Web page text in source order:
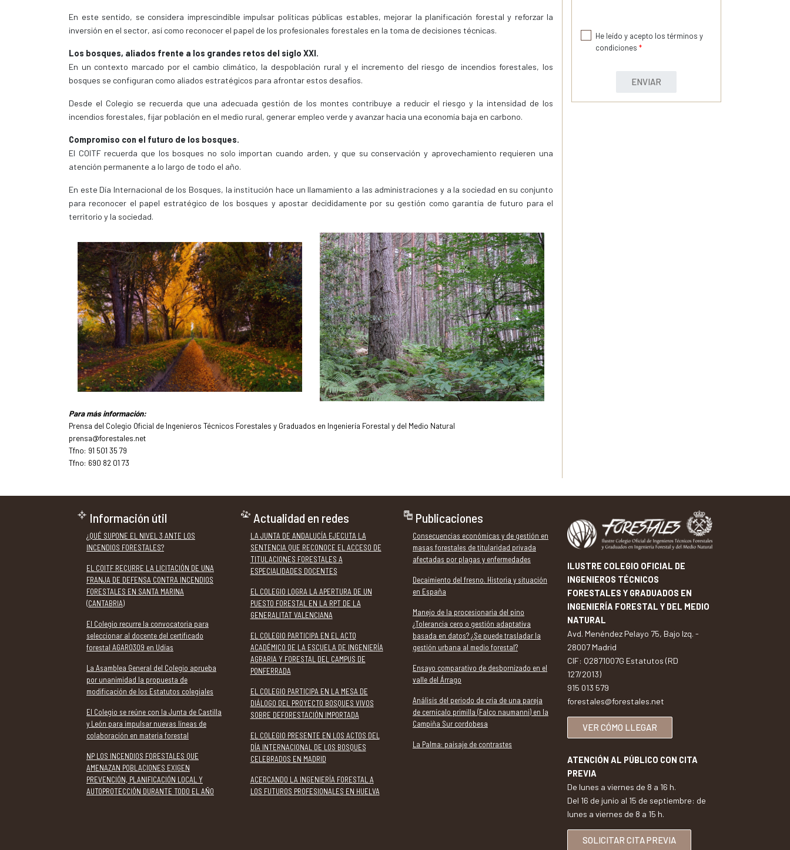
En este sentido, se considera imprescindible impulsar políticas públicas estables, mejorar la planificación forestal y reforzar la
inversión en el sector, así como reconocer el papel de los profesionales forestales en la toma de decisiones técnicas.
Los bosques, aliados frente a los grandes retos del siglo XXI.
En un contexto marcado por el cambio climático, la despoblación rural y el incremento del riesgo de incendios forestales, los
bosques se configuran como aliados estratégicos para afrontar estos desafíos.
Desde el Colegio se recuerda que una adecuada gestión de los montes contribuye a reducir el riesgo y la intensidad de los
incendios forestales, fijar población en el medio rural, generar empleo verde y avanzar hacia una economía baja en carbono.
Compromiso con el futuro de los bosques.
El COITF recuerda que los bosques no solo importan cuando arden, y que su conservación y aprovechamiento requieren una
atención permanente a lo largo de todo el año.
En este Día Internacional de los Bosques, la institución hace un llamamiento a las administraciones y a la sociedad en su conjunto
para reconocer el papel estratégico de los bosques y apostar decididamente por su gestión como garantía de futuro para el
territorio y la sociedad.
Para más información:
Prensa del Colegio Oficial de Ingenieros Técnicos Forestales y Graduados en Ingeniería Forestal y del Medio Natural
prensa@forestales.net
Tfno: 91 501 35 79
Tfno: 690 82 01 73
He leído y acepto los términos y
condiciones *
ENVIAR
Información útil
¿QUÉ SUPONE EL NIVEL 3 ANTE LOS
INCENDIOS FORESTALES?
EL COITF RECURRE LA LICITACIÓN DE UNA
FRANJA DE DEFENSA CONTRA INCENDIOS
FORESTALES EN SANTA MARINA
(CANTABRIA)
El Colegio recurre la convocatoria para
seleccionar al docente del certificado
forestal AGAR0309 en Udías
La Asamblea General del Colegio aprueba
por unanimidad la propuesta de
modificación de los Estatutos colegiales
El Colegio se reúne con la Junta de Castilla
y León para impulsar nuevas líneas de
colaboración en materia forestal
NP LOS INCENDIOS FORESTALES QUE
AMENAZAN POBLACIONES EXIGEN
PREVENCIÓN, PLANIFICACIÓN LOCAL Y
AUTOPROTECCIÓN DURANTE TODO EL AÑO
Actualidad en redes
LA JUNTA DE ANDALUCÍA EJECUTA LA
SENTENCIA QUE RECONOCE EL ACCESO DE
TITULACIONES FORESTALES A
ESPECIALIDADES DOCENTES
EL COLEGIO LOGRA LA APERTURA DE UN
PUESTO FORESTAL EN LA RPT DE LA
GENERALITAT VALENCIANA
EL COLEGIO PARTICIPA EN EL ACTO
ACADÉMICO DE LA ESCUELA DE INGENIERÍA
AGRARIA Y FORESTAL DEL CAMPUS DE
PONFERRADA
EL COLEGIO PARTICIPA EN LA MESA DE
DIÁLOGO DEL PROYECTO BOSQUES VIVOS
SOBRE DEFORESTACIÓN IMPORTADA
EL COLEGIO PRESENTE EN LOS ACTOS DEL
DÍA INTERNACIONAL DE LOS BOSQUES
CELEBRADOS EN MADRID
ACERCANDO LA INGENIERÍA FORESTAL A
LOS FUTUROS PROFESIONALES EN HUELVA
Publicaciones
Consecuencias económicas y de gestión en
masas forestales de titularidad privada
afectadas por plagas y enfermedades
Decaimiento del fresno. Historia y situación
en España
Manejo de la procesionaria del pino
¿Tolerancia cero o gestión adaptativa
basada en datos? ¿Se puede trasladar la
gestión urbana al medio forestal?
Ensayo comparativo de desbornizado en el
valle del Árrago
Análisis del periodo de cría de una pareja
de cernícalo primilla (Falco naumanni) en la
Campiña Sur cordobesa
La Palma: paisaje de contrastes
ILUSTRE COLEGIO OFICIAL DE
INGENIEROS TÉCNICOS
FORESTALES Y GRADUADOS EN
INGENIERÍA FORESTAL Y DEL MEDIO
NATURAL
Avd. Menéndez Pelayo 75, Bajo Izq. -
28007 Madrid
CIF: Q2871007G Estatutos (RD
127/2013)
915 013 579
forestales@forestales.net
VER CÓMO LLEGAR
ATENCIÓN AL PÚBLICO CON CITA
PREVIA
De lunes a viernes de 8 a 16 h.
Del 16 de junio al 15 de septiembre: de
lunes a viernes de 8 a 15 h.
SOLICITAR CITA PREVIA